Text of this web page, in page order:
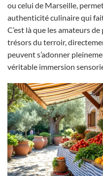
ou celui de Marseille,
authenticité culinaire qui
C’est là que les amateurs
trésors du terroir,
peuvent s’adonner
véritable immersion